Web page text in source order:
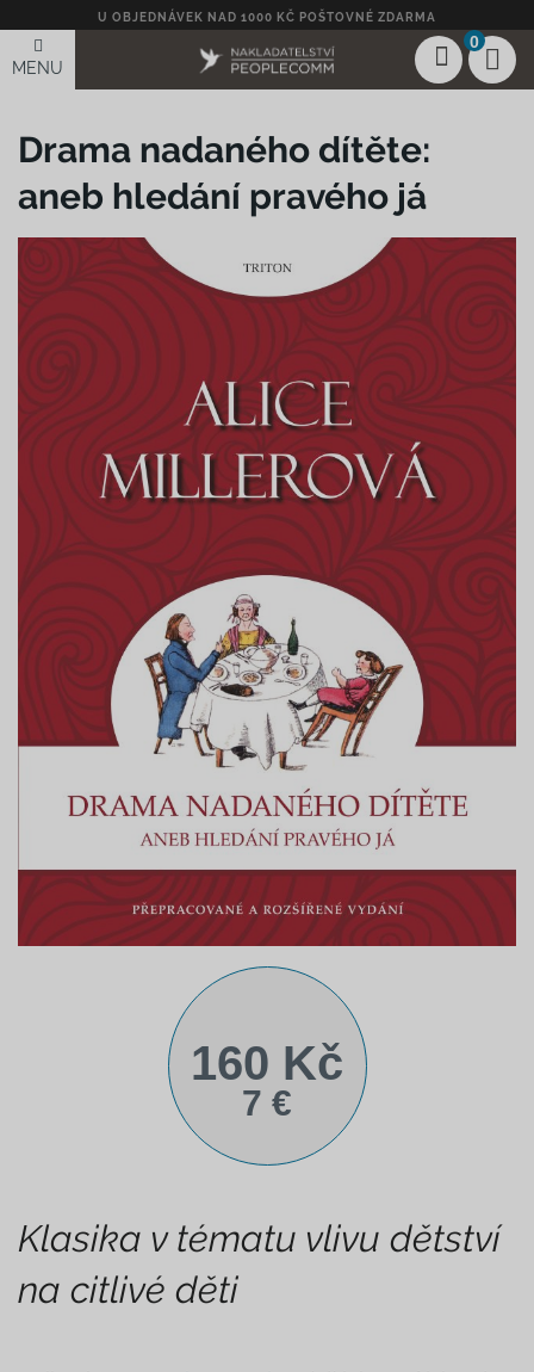
U OBJEDNÁVEK NAD 1000 KČ POŠTOVNÉ ZDARMA
MENU
0
Drama nadaného dítěte:
aneb hledání pravého já
160 Kč
7 €
Klasika v tématu vlivu dětství
na citlivé děti